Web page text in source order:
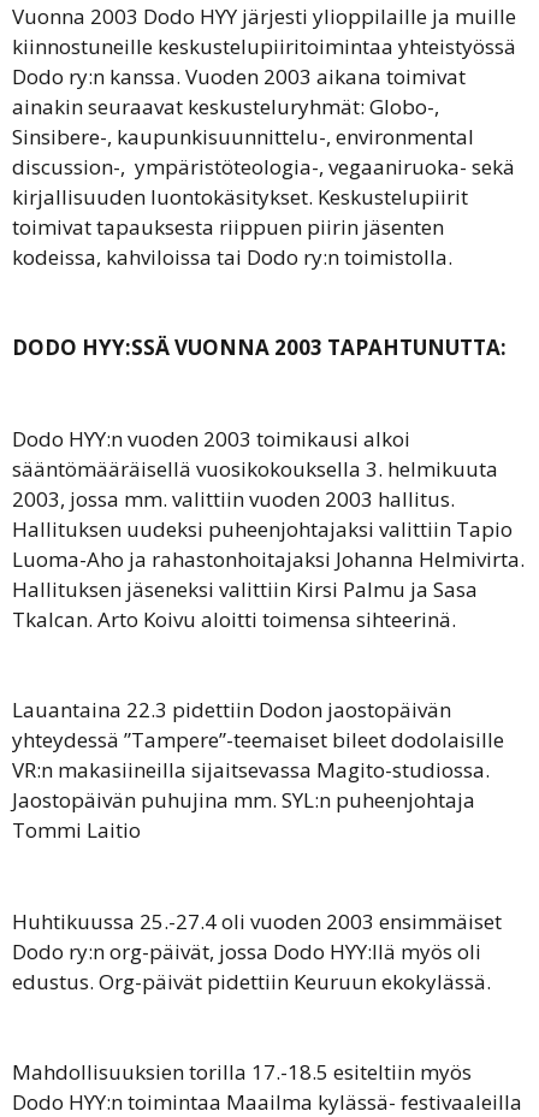
Vuonna 2003 Dodo HYY järjesti ylioppilaille ja muille
kiinnostuneille keskustelu­piiritoimintaa yhteistyössä
Dodo ry:n kanssa. Vuoden 2003 aikana toimivat
ainakin seuraavat keskusteluryhmät: Globo-,
Sinsibere-, kaupunkisuunnittelu-, environmental
discussion-, ympäristöteologia-, vegaaniruoka- sekä
kirjallisuuden luontokäsitykset. Keskustelupiirit
toimivat tapauksesta riippuen piirin jäsenten
kodeissa, kahviloissa tai Dodo ry:n toimistolla.
DODO HYY:SSÄ VUONNA 2003 TAPAHTUNUTTA:
Dodo HYY:n vuoden 2003 toimikausi alkoi
sääntömääräisellä vuosikokouksella 3. helmikuuta
2003, jossa mm. valittiin vuoden 2003 hallitus.
Hallituksen uudeksi puheenjohtajaksi valittiin Tapio
Luoma-Aho ja rahastonhoitajaksi Johanna Helmivirta.
Hallituksen jäseneksi valittiin Kirsi Palmu ja Sasa
Tkalcan. Arto Koivu aloitti toimensa sihteerinä.
Lauantaina 22.3 pidettiin Dodon jaostopäivän
yhteydessä ”Tampere”-teemaiset bileet dodolaisille
VR:n makasiineilla sijaitsevassa Magito-studiossa.
Jaostopäivän puhujina mm. SYL:n puheenjohtaja
Tommi Laitio
Huhtikuussa 25.-27.4 oli vuoden 2003 ensimmäiset
Dodo ry:n org-päivät, jossa Dodo HYY:llä myös oli
edustus. Org-päivät pidettiin Keuruun ekokylässä.
Mahdollisuuksien torilla 17.-18.5 esiteltiin myös
Dodo HYY:n toimintaa Maailma kylässä- festivaaleilla